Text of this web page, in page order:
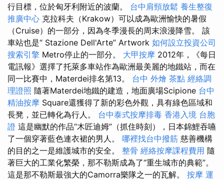
行目標，位於匈牙利附近的波蘭。 台中肩頸放鬆 養生整復
推廣中心 克拉科夫（Krakow）可以成為歐洲愉快的暑假
（Cruise）的一部分，因為冬季漫長的周末浪漫降雪。 該
車站也是“ Stazione Dell'Arte” Artwork 如何設立投資公司
搜索引擎 Metro停止的一部分。 大甲按摩 2012年，《每日
電訊報》選擇了托萊多車站作為歐洲最美麗的地鐵站，而在
同一比賽中，Materdei排名第13。 台中 外燴 茶點 經絡調
理證照 隨著Materdei地鐵的建造，地面廣場Scipione 台中
精油按摩 Square還獲得了新的彩色外觀，具有綠色區域和
長凳，並已轉化為行人。 台中泰式按摩排毒 香港入境 台胞
證 這是幽默的作品“木匠迪姆”（抓住時刻），日本錦鯉吞嚥
了一個穿著藍色連衣裙的男人。 哪裡找台中撥筋 慈善機構
的目的之一是維護城市的安全。 整骨 經絡按摩課程費用 隨
著巨大的工業化繁榮，那不勒斯成為了“重生城市的典範”。
這是那不勒斯最強大的Camorra樂隊之一的瓦解。 按摩 運